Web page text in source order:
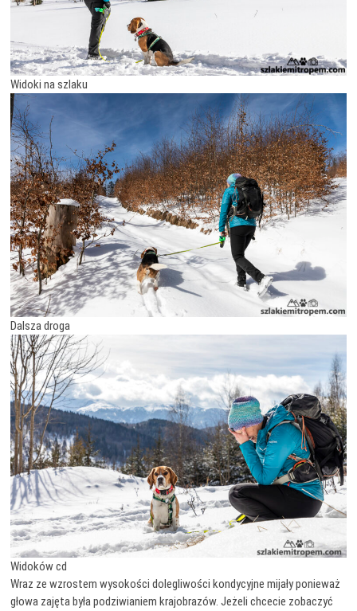
Widoki na szlaku
Dalsza droga
Widoków cd
Wraz ze wzrostem wysokości dolegliwości kondycyjne mijały ponieważ
głowa zajęta była podziwianiem krajobrazów. Jeżeli chcecie zobaczyć